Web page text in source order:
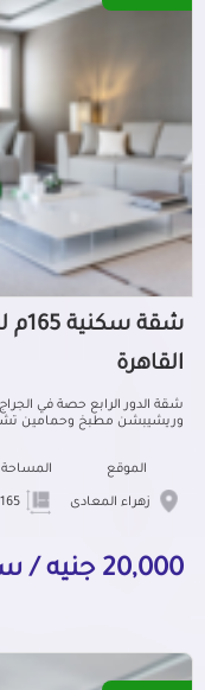
شقة
القاهرة
شقة الدور الرابع حصة في
وريشيبشن مطبخ وحمامين
الموقع
زهراء المعادى
المساحة
20,000 جنيه / سنوياً